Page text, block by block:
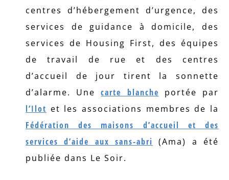
centres d’hébergement d’urgence, des
services de guidance à domicile, des
services de Housing First, des équipes
de travail de rue et des centres
d’accueil de jour tirent la sonnette
d’alarme. Unecarte blanche portée par
l’Ilot et les associations membres de la
Fédération des maisons d’accueil et des
services d’aide aux sans-abri
(Ama) a été
publiée dans Le Soir.